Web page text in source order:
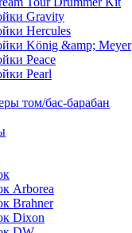
Gravity
Hercules
König &amp; Meyer
Peace
Pearl
том/бас-барабан
Arborea
Brahner
Dixon